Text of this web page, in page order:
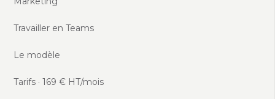
Travailler en Teams
Le modèle
Tarifs · 169 € HT/mois